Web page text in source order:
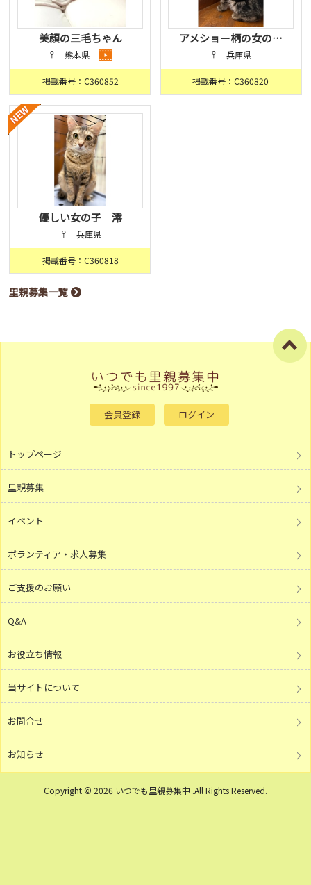
美顔の三毛ちゃん
♀ 熊本県
掲載番号：C360852
アメショー柄の女の…
♀ 兵庫県
掲載番号：C360820
優しい女の子 澪
♀ 兵庫県
掲載番号：C360818
里親募集一覧
会員登録 ログイン
トップページ
里親募集
イベント
ボランティア・求人募集
ご支援のお願い
Q&A
お役立ち情報
当サイトについて
お問合せ
お知らせ
Copyright © 2026 いつでも里親募集中 .All Rights Reserved.